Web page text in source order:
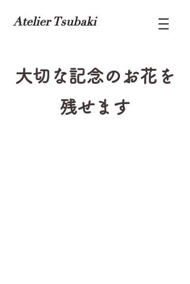
Atelier Tsubaki
大切な記念のお花を
残せます